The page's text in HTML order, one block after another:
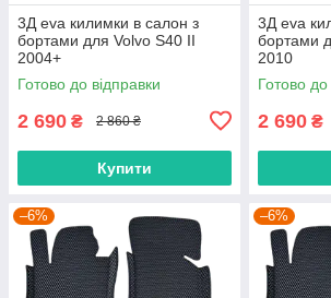
3Д eva килимки в салон з
бортами для Volvo S40 II
2004+
Готово до відправки
2 690 ₴ 2 860 ₴
Купити
3Д eva
бортами
2010
Готово до
2 690 ₴
–6% –6%